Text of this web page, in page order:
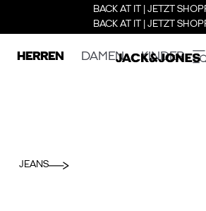
BACK AT IT | JETZT
BACK AT IT | JETZT
HERREN DAMEN KINDER
JEANS